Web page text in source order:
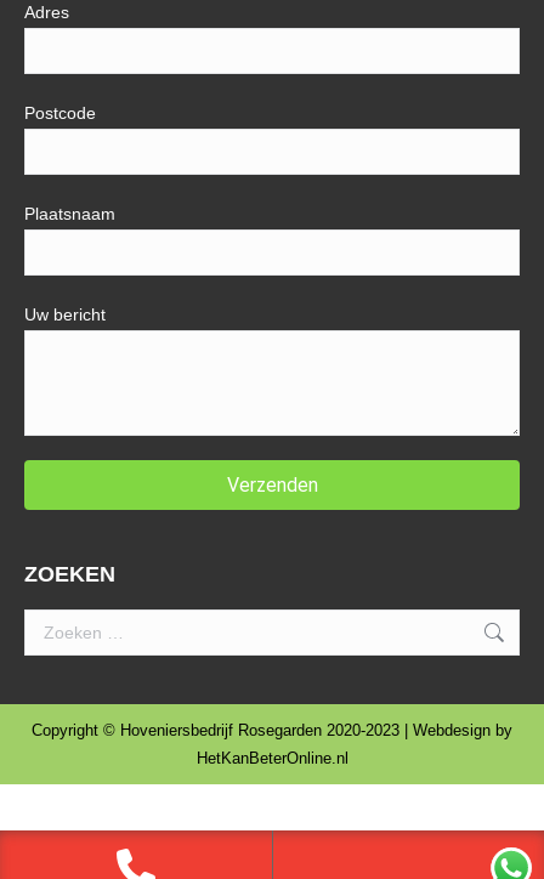
Adres
Postcode
Plaatsnaam
Uw bericht
ZOEKEN
Search:
Copyright © Hoveniersbedrijf Rosegarden 2020-2023 | Webdesign by
HetKanBeterOnline.nl